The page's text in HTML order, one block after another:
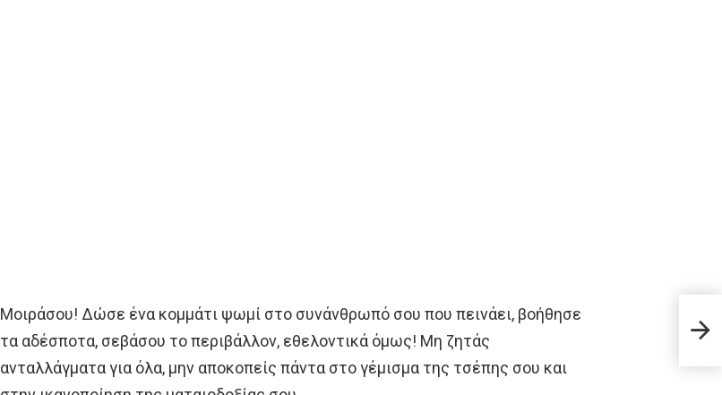
Μοιράσου! Δώσε ένα κομμάτι ψωμί στο συνάνθρωπό σου που πεινάει, βοήθησε
τα αδέσποτα, σεβάσου το περιβάλλον, εθελοντικά όμως! Μη ζητάς
ανταλλάγματα για όλα, μην αποκοπείς πάντα στο γέμισμα της τσέπης σου και
και